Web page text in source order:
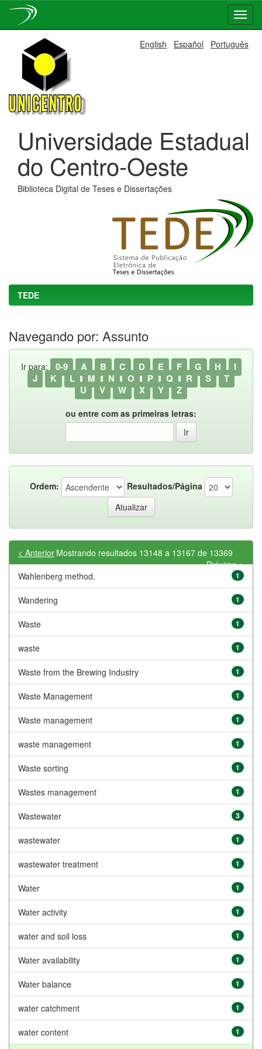
navigation
English Español Português
Universidade Estadual
do Centro-Oeste
Biblioteca Digital de Teses e Dissertações
TEDE
Navegando por: Assunto
Ir para: 0-9 A B C D E F G H
I
J
K L M N O P Q R S
T
U
V W X Y Z
ou entre com as primeiras letras:
Ordem: Resultados/Página
Mostrando resultados 13148 a 13167 de 13369
< Anterior
Próximo >
Wahlenberg method.
1
Wandering 1
Waste 1
waste 1
Waste from the Brewing Industry 1
Waste Management 1
Waste management 1
waste management 1
Waste sorting 1
Wastes management 1
Wastewater 3
wastewater 1
wastewater treatment 1
Water 1
Water activity 1
water and soil loss 1
Water availability 1
Water balance 1
water catchment 1
water content 1